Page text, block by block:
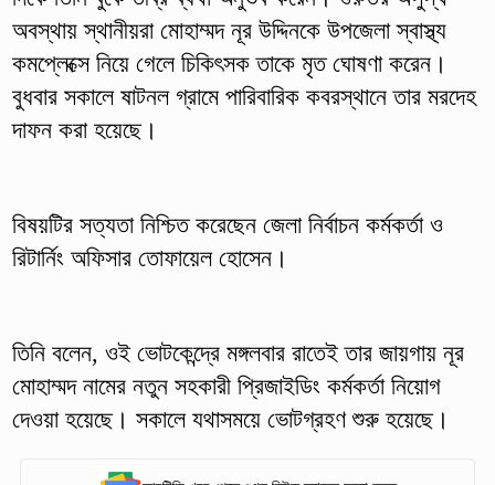
অবস্থায় স্থানীয়রা মোহাম্মদ নূর উদ্দিনকে উপজেলা স্বাস্থ্য
কমপ্লেক্সে নিয়ে গেলে চিকিৎসক তাকে মৃত ঘোষণা করেন।
বুধবার সকালে ষাটনল গ্রামে পারিবারিক কবরস্থানে তার মরদেহ
দাফন করা হয়েছে।
বিষয়টির সত্যতা নিশ্চিত করেছেন জেলা নির্বাচন কর্মকর্তা ও
রিটার্নিং অফিসার তোফায়েল হোসেন।
তিনি বলেন, ওই ভোটকেন্দ্রে মঙ্গলবার রাতেই তার জায়গায় নূর
মোহাম্মদ নামের নতুন সহকারী প্রিজাইডিং কর্মকর্তা নিয়োগ
দেওয়া হয়েছে। সকালে যথাসময়ে ভোটগ্রহণ শুরু হয়েছে।